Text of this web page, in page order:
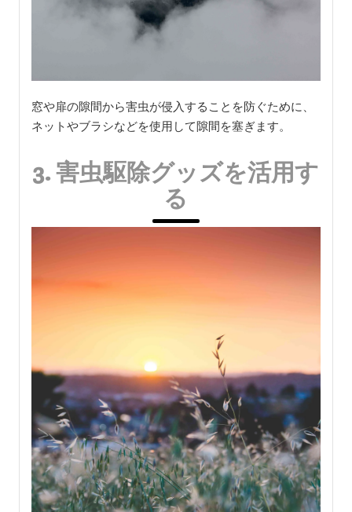
窓や扉の隙間から害虫が侵入することを防ぐために、
ネットやブラシなどを使用して隙間を塞ぎます。
3. 害虫駆除グッズを活用す
る